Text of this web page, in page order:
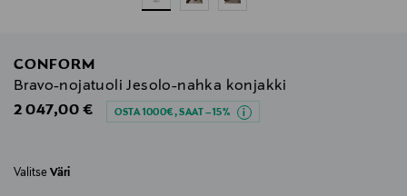
CONFORM
Bravo-nojatuoli Jesolo-nahka konjakki
Original Price
2 047,00 € OSTA 1000€, SAAT –15%
Valitse Väri